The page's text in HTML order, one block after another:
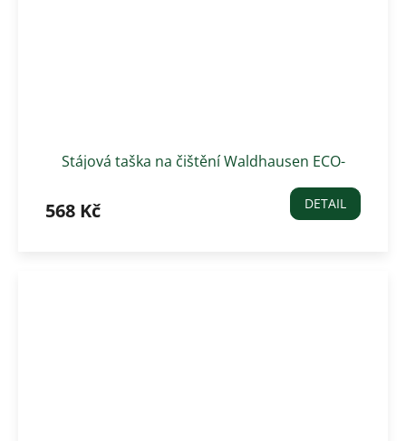
Stájová taška na čištění Waldhausen ECO-
568 Kč DETAIL